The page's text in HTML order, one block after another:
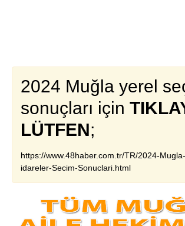
2024 Muğla yerel
sonuçları için
LÜTFEN;
https://www.48haber.com.tr/TR/2024-
idareler-Secim-Sonuclari.html